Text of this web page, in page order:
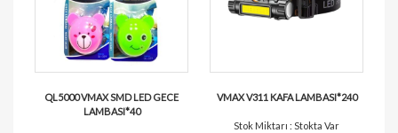
QL5000 VMAX SMD LED GECE
LAMBASI*40
VMAX V311 KAFA LAMBASI*240
Stok Miktarı : Stokta Var